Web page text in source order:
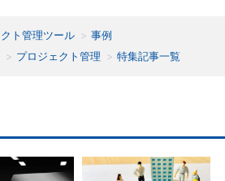
ト管理ツール
事例
プロジェクト管理 特集記事一覧